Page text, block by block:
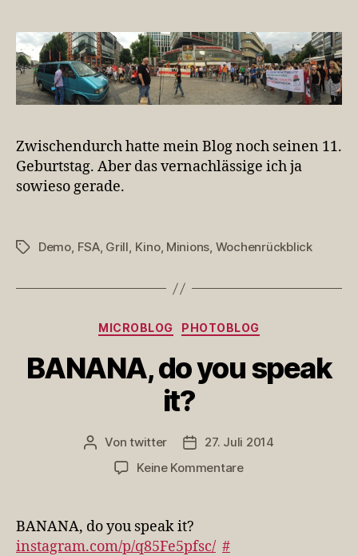
Zwischendurch hatte mein Blog noch seinen 11.
Geburtstag. Aber das vernachlässige ich ja
sowieso gerade.
Schlagwörter
Demo, FSA, Grill, Kino, Minions, Wochenrückblick
Kategorien
MICROBLOG PHOTOBLOG
BANANA, do you speak
it?
Beitragsautor
Vontwitter Veröffentlichungsdatum
27. Juli 2014
Keine Kommentarezu
BANANA, do you speak it?
instagram.com/p/q85Fe5pfsc/ #